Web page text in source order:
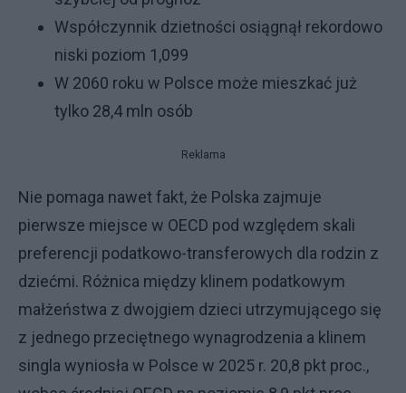
Współczynnik dzietności osiągnął rekordowo
niski poziom 1,099
W 2060 roku w Polsce może mieszkać już
tylko 28,4 mln osób
Reklama
Nie pomaga nawet fakt, że Polska zajmuje
pierwsze miejsce w OECD pod względem skali
preferencji podatkowo-transferowych dla rodzin z
dziećmi. Różnica między klinem podatkowym
małżeństwa z dwojgiem dzieci utrzymującego się
z jednego przeciętnego wynagrodzenia a klinem
singla wyniosła w Polsce w 2025 r. 20,8 pkt proc.,